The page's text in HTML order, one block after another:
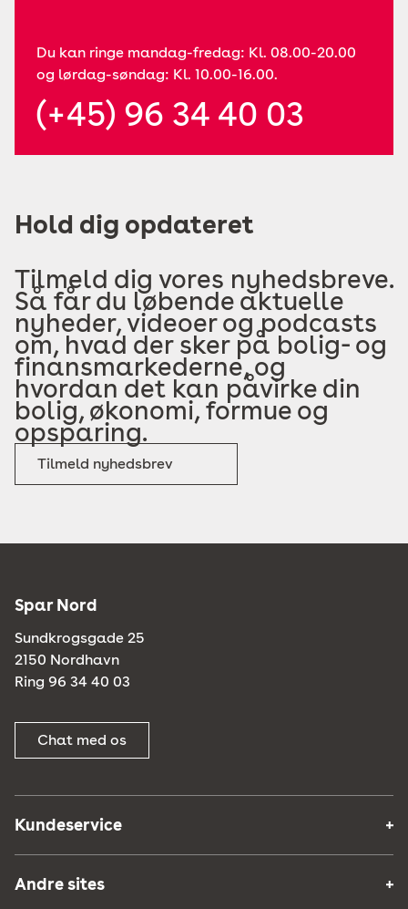
Du kan ringe mandag-fredag: Kl. 08.00-20.00
og lørdag-søndag: Kl. 10.00-16.00.
(+45) 96 34 40 03
Hold dig opdateret
Tilmeld dig vores nyhedsbreve.
Så får du løbende aktuelle
nyheder, videoer og podcasts
om, hvad der sker på bolig- og
finansmarkederne, og
hvordan det kan påvirke din
bolig, økonomi, formue og
opsparing.
Tilmeld nyhedsbrev
Spar Nord
Sundkrogsgade 25
2150 Nordhavn
Ring 96 34 40 03
Chat med os
Kundeservice
Andre sites